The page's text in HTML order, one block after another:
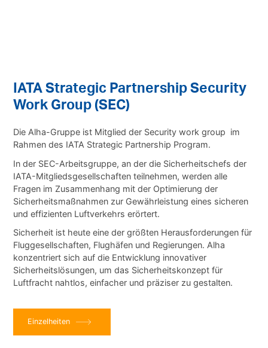
IATA Strategic Partnership Security
Work Group (SEC)
Die Alha-Gruppe ist Mitglied der Security work group im
Rahmen des IATA Strategic Partnership Program.
In der SEC-Arbeitsgruppe, an der die Sicherheitschefs der
IATA-Mitgliedsgesellschaften teilnehmen, werden alle
Fragen im Zusammenhang mit der Optimierung der
Sicherheitsmaßnahmen zur Gewährleistung eines sicheren
und effizienten Luftverkehrs erörtert.
Sicherheit ist heute eine der größten Herausforderungen für
Fluggesellschaften, Flughäfen und Regierungen. Alha
konzentriert sich auf die Entwicklung innovativer
Sicherheitslösungen, um das Sicherheitskonzept für
Luftfracht nahtlos, einfacher und präziser zu gestalten.
Einzelheiten